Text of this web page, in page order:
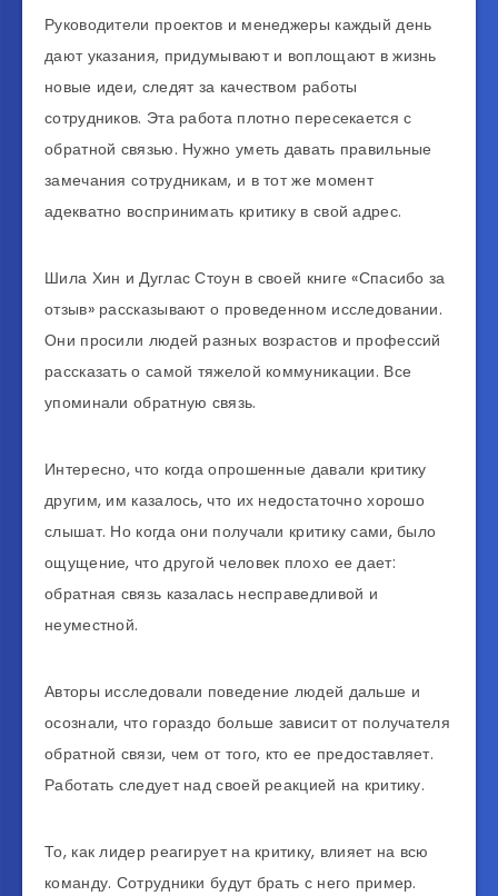
Руководители проектов и менеджеры каждый день
дают указания, придумывают и воплощают в жизнь
новые идеи, следят за качеством работы
сотрудников. Эта работа плотно пересекается с
обратной связью. Нужно уметь давать правильные
замечания сотрудникам, и в тот же момент
адекватно воспринимать критику в свой адрес.
Шила Хин и Дуглас Стоун в своей книге «Спасибо за
отзыв» рассказывают о проведенном исследовании.
Они просили людей разных возрастов и профессий
рассказать о самой тяжелой коммуникации. Все
упоминали обратную связь.
Интересно, что когда опрошенные давали критику
другим, им казалось, что их недостаточно хорошо
слышат. Но когда они получали критику сами, было
ощущение, что другой человек плохо ее дает:
обратная связь казалась несправедливой и
неуместной.
Авторы исследовали поведение людей дальше и
осознали, что гораздо больше зависит от получателя
обратной связи, чем от того, кто ее предоставляет.
Работать следует над своей реакцией на критику.
То, как лидер реагирует на критику, влияет на всю
команду. Сотрудники будут брать с него пример.